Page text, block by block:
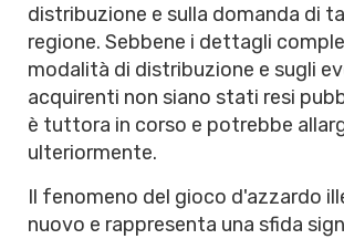
distribuzione e sulla domanda di
regione. Sebbene i dettagli
modalità di distribuzione e sugli
acquirenti non siano stati resi
è tuttora in corso e potrebbe
ulteriormente.
Il fenomeno del gioco d'azzardo
nuovo e rappresenta una sfida